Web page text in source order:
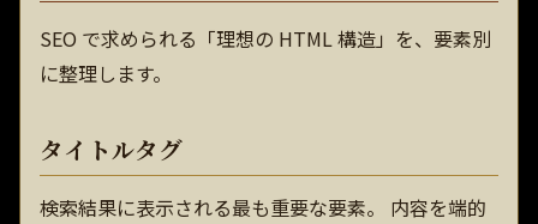
SEO で求められる「理想の HTML 構造」を、要素別
に整理します。
タイトルタグ
検索結果に表示される最も重要な要素。 内容を端的